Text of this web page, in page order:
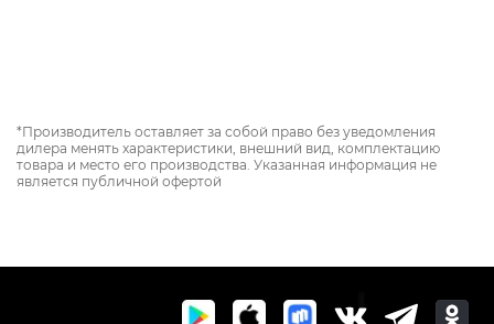
*Производитель оставляет за собой право без уведомления
дилера менять характеристики, внешний вид, комплектацию
товара и место его производства. Указанная информация не
является публичной офертой